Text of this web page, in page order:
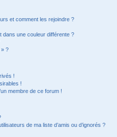
et comment les rejoindre ?
dans une couleur différente ?
» ?
!
!
membre de ce forum !
de ma liste d’amis ou d’ignorés ?